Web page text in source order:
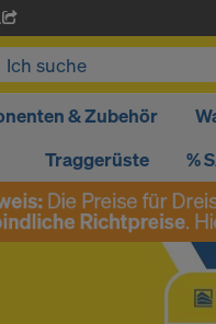
& Zubehör
Traggerüste
%